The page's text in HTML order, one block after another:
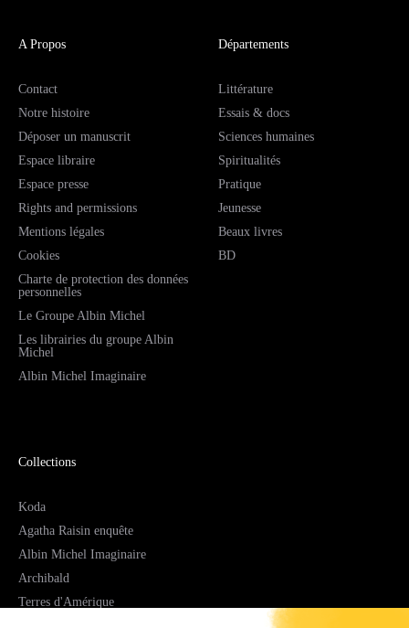
A Propos
Contact
Notre histoire
Déposer un manuscrit
Espace libraire
Espace presse
Rights and permissions
Mentions légales
Cookies
Charte de protection des données
personnelles
Le Groupe Albin Michel
Les librairies du groupe Albin
Michel
Albin Michel Imaginaire
Départements
Littérature
Essais & docs
Sciences humaines
Spiritualités
Pratique
Jeunesse
Beaux livres
BD
Collections
Koda
Agatha Raisin enquête
Albin Michel Imaginaire
Archibald
Terres d'Amérique